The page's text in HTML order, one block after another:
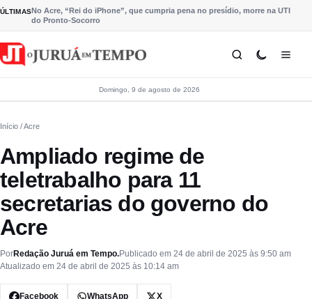
Pular para o conteúdo
ÚLTIMASNo Acre, “Rei do iPhone”, que cumpria pena no presídio, morre na UTI
do Pronto-Socorro
Domingo, 9 de agosto de 2026
Início / Acre
Ampliado regime de
teletrabalho para 11
secretarias do governo do
Acre
PorRedação Juruá em Tempo.Publicado em 24 de abril de 2025 às 9:50 am
Atualizado em 24 de abril de 2025 às 10:14 am
Facebook WhatsApp X